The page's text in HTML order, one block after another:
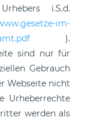
i.S.d.
im-
).
sind nur für
Gebrauch
Webseite nicht
Urheberrechte
werden als